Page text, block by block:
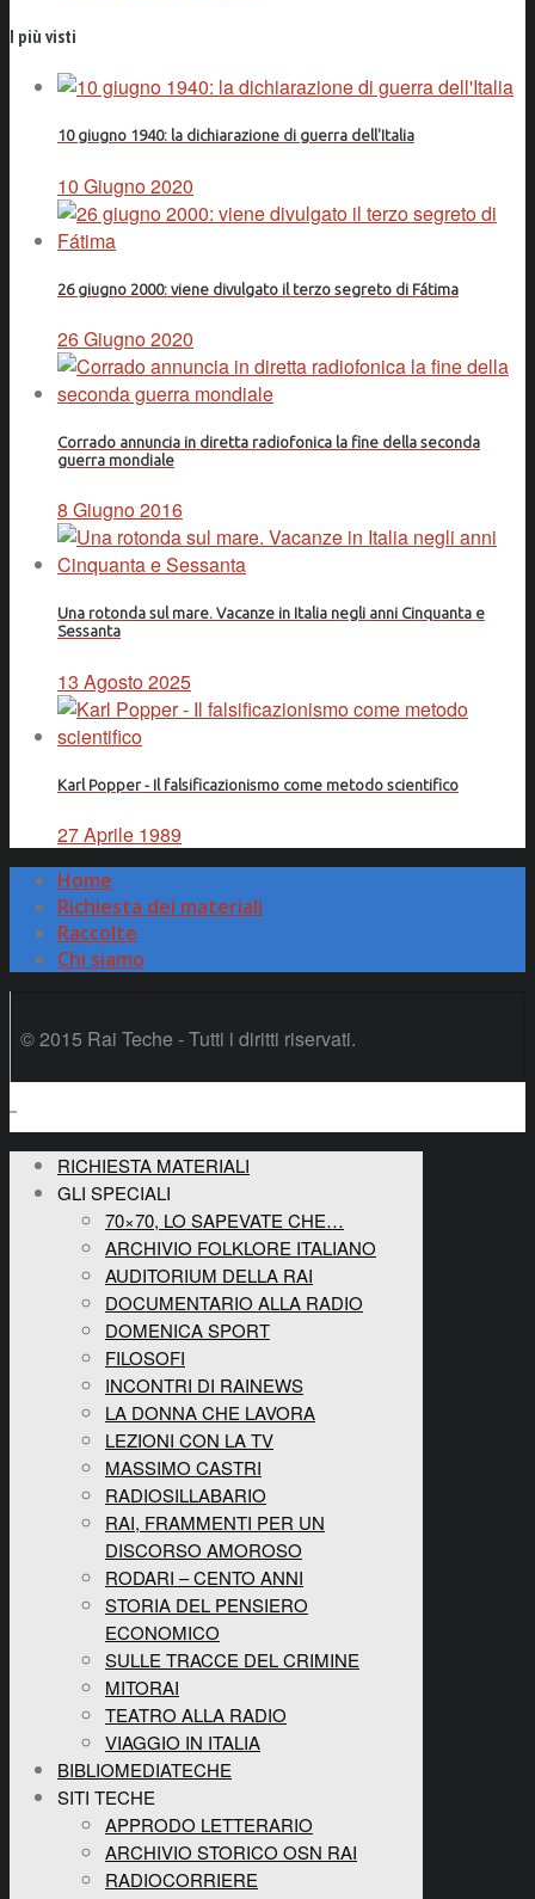
I più visti
10 giugno 1940: la dichiarazione di guerra dell'Italia
10 Giugno 2020
26 giugno 2000: viene divulgato il terzo segreto di Fátima
26 Giugno 2020
Corrado annuncia in diretta radiofonica la fine della seconda
guerra mondiale
8 Giugno 2016
Una rotonda sul mare. Vacanze in Italia negli anni Cinquanta e
Sessanta
13 Agosto 2025
Karl Popper - Il falsificazionismo come metodo scientifico
27 Aprile 1989
Home
Richiesta dei materiali
Raccolte
Chi siamo
© 2015 Rai Teche - Tutti i diritti riservati.
RICHIESTA MATERIALI
GLI SPECIALI
70×70, LO SAPEVATE CHE…
ARCHIVIO FOLKLORE ITALIANO
AUDITORIUM DELLA RAI
DOCUMENTARIO ALLA RADIO
DOMENICA SPORT
FILOSOFI
INCONTRI DI RAINEWS
LA DONNA CHE LAVORA
LEZIONI CON LA TV
MASSIMO CASTRI
RADIOSILLABARIO
RAI, FRAMMENTI PER UN
DISCORSO AMOROSO
RODARI – CENTO ANNI
STORIA DEL PENSIERO
ECONOMICO
SULLE TRACCE DEL CRIMINE
MITORAI
TEATRO ALLA RADIO
VIAGGIO IN ITALIA
BIBLIOMEDIATECHE
SITI TECHE
APPRODO LETTERARIO
ARCHIVIO STORICO OSN RAI
RADIOCORRIERE